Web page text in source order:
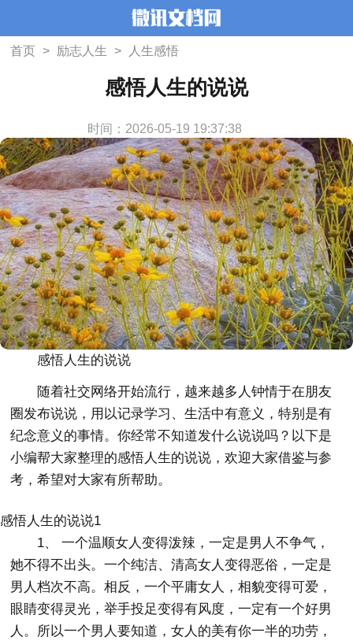
首页 > 励志人生 > 人生感悟
感悟人生的说说
时间：2026-05-19 19:37:38
感悟人生的说说
随着社交网络开始流行，越来越多人钟情于在朋友
圈发布说说，用以记录学习、生活中有意义，特别是有
纪念意义的事情。你经常不知道发什么说说吗？以下是
小编帮大家整理的感悟人生的说说，欢迎大家借鉴与参
考，希望对大家有所帮助。
感悟人生的说说1
1、 一个温顺女人变得泼辣，一定是男人不争气，
她不得不出头。一个纯洁、清高女人变得恶俗，一定是
男人档次不高。相反，一个平庸女人，相貌变得可爱，
眼睛变得灵光，举手投足变得有风度，一定有一个好男
人。所以一个男人要知道，女人的美有你一半的功劳，